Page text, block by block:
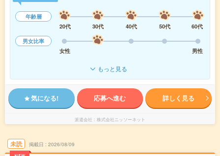
年齢層
20代
30代 40代 50代
60代
男女比率
女性
男性
もっと見る
気になる! 応募へ進む 詳しく見る
派遣会社 株式会社ニッソーネット
未読 掲載日 2026/08/09